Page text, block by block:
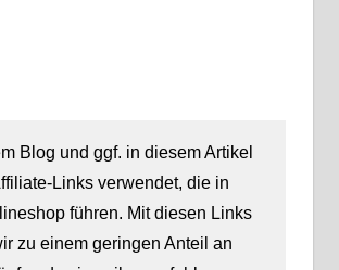
Blog und ggf. in diesem Artikel
Links verwendet, die in
führen. Mit diesen Links
zu einem geringen Anteil an